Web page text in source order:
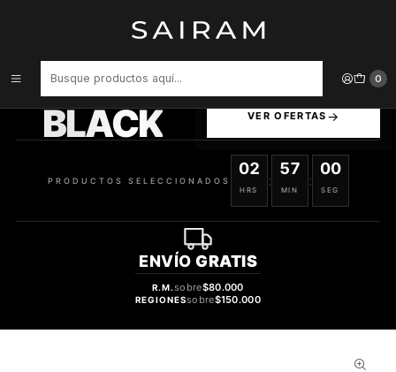
0
PERFUME FRAGRANCE WORLD CASAMORANDO ROYALE UNISEX
BLACK VER OFERTAS
PRODUCTOS SELECCIONADOS
02
HRS
:
56
MIN
:
59
SEG
ENVÍO GRATIS
R.M.sobre$80.000
REGIONESsobre$150.000